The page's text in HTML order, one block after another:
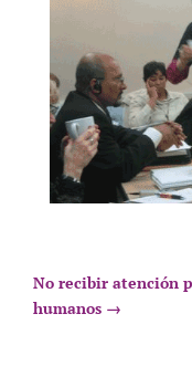
No recibir atención
humanos →